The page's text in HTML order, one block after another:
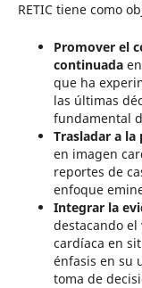
RETIC tiene como
Promover el
continuada
que ha
las últimas
fundamental
Trasladar a la
en imagen
reportes de
enfoque
Integrar la
destacando el
cardíaca en
énfasis en su
toma de